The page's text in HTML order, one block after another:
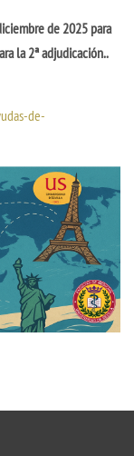
de 2025 para
la 2ª adjudicación..
de-